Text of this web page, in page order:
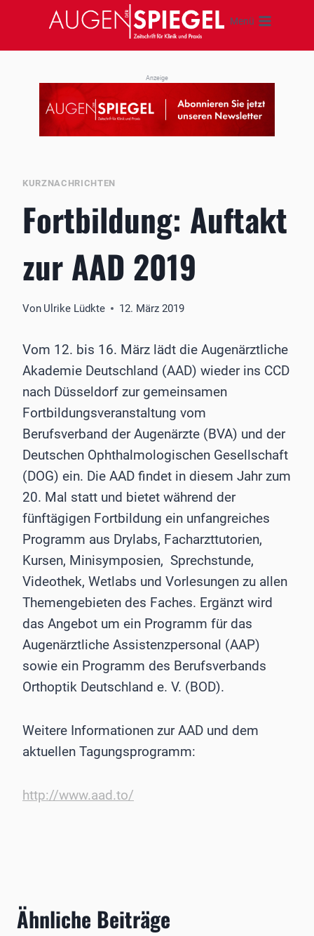
springen
Menü
Anzeige
KURZNACHRICHTEN
Fortbildung: Auftakt
zur AAD 2019
Von Ulrike Lüdkte 12. März 2019
Vom 12. bis 16. März lädt die Augenärztliche
Akademie Deutschland (AAD) wieder ins CCD
nach Düsseldorf zur gemeinsamen
Fortbildungsveranstaltung vom
Berufsverband der Augenärzte (BVA) und der
Deutschen Ophthalmologischen Gesellschaft
(DOG) ein. Die AAD findet in diesem Jahr zum
20. Mal statt und bietet während der
fünftägigen Fortbildung ein unfangreiches
Programm aus Drylabs, Facharzttutorien,
Kursen, Minisymposien, Sprechstunde,
Videothek, Wetlabs und Vorlesungen zu allen
Themengebieten des Faches. Ergänzt wird
das Angebot um ein Programm für das
Augenärztliche Assistenzpersonal (AAP)
sowie ein Programm des Berufsverbands
Orthoptik Deutschland e. V. (BOD).
Weitere Informationen zur AAD und dem
aktuellen Tagungsprogramm:
http://www.aad.to/
Ähnliche Beiträge